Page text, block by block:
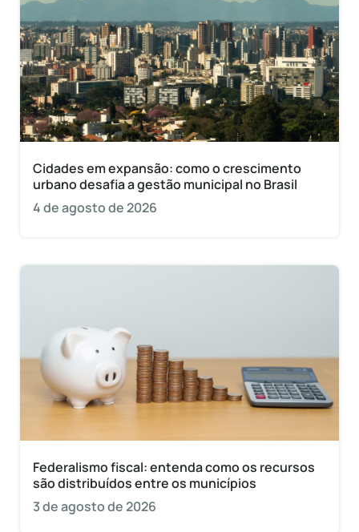
Cidades em expansão: como o crescimento
urbano desafia a gestão municipal no Brasil
4 de agosto de 2026
Federalismo fiscal: entenda como os recursos
são distribuídos entre os municípios
3 de agosto de 2026